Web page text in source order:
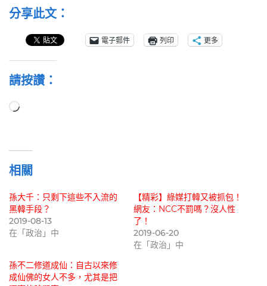
分享此文：
電子郵件 列印 更多
請按讚：
正
相關
孫大千：只剩下這些不入流的
黑韓手段？
2019-08-13
在「政治」中
【精彩】綠媒打韓又被抓包！
網友：NCC不罰嗎？沒人性
了！
2019-06-20
在「政治」中
孫不二修道成仙：自古以來修
成仙佛的女人不多，尤其是把